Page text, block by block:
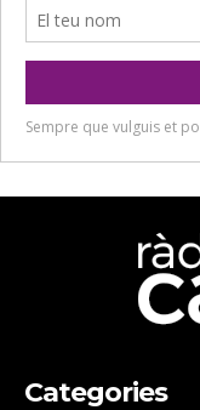
Categories